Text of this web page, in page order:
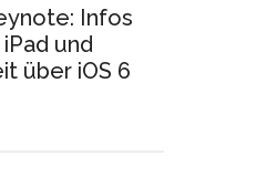
Infos
und
über iOS 6